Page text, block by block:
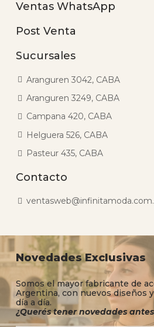
Ventas WhatsApp
Post Venta
Sucursales
Aranguren 3042, CABA
Aranguren 3249, CABA
Campana 420, CABA
Helguera 526, CABA
Pasteur 435, CABA
Contacto
Novedades Exclusivas
Somos el mayor fabricante de
Argentina, con nuevos diseños
día a día.
¿Querés tener novedades